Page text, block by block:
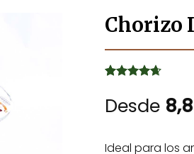
Chorizo
con
de
5 en base
de clientes
Desde
Ideal para los